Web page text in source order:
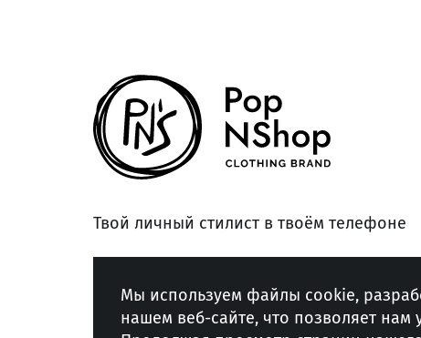
Твой личный стилист в твоём телефоне
© 2026 POPNSHOP, Все права защищены
Мы используем файлы cookie,
нашем веб-сайте, что позволяет нам